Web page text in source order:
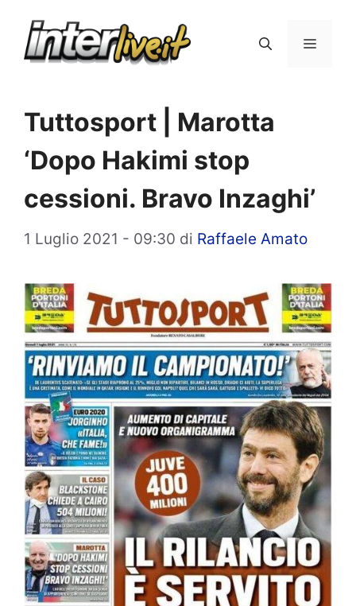
Menu
Tuttosport | Marotta
‘Dopo Hakimi stop
cessioni. Bravo Inzaghi’
1 Luglio 2021 - 09:30 di Raffaele Amato